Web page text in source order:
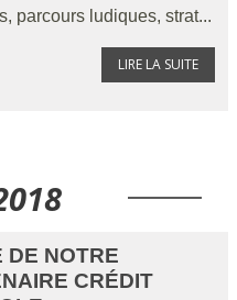
parcours ludiques, strat...
LIRE LA SUITE
DE NOTRE
CRÉDIT